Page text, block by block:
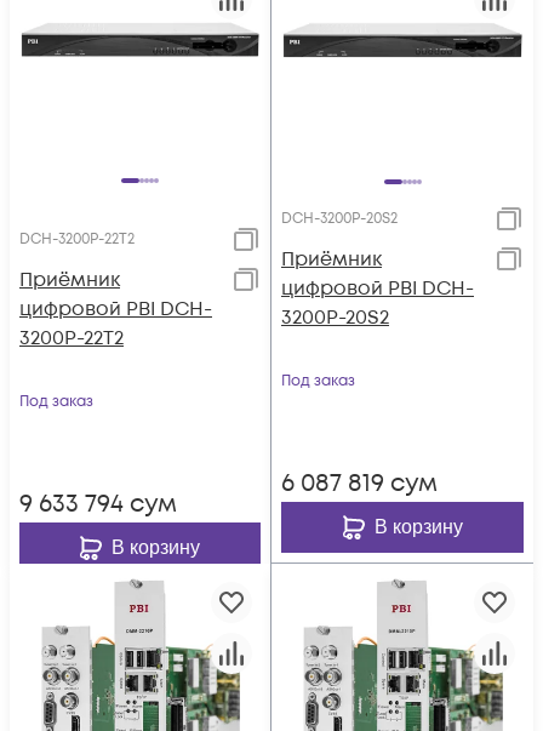
DCH-3200P-22T2
Приёмник
цифровой PBI DCH-
3200P-22T2
Под заказ
9 633 794 сум
В корзину
DCH-3200P-20S2
Приёмник
цифровой PBI DCH-
3200P-20S2
Под заказ
6 087 819 сум
В корзину